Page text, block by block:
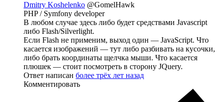
Dmitry Koshelenko @GomelHawk
PHP / Symfony developer
В любом случае здесь либо будет средствами Javascript
либо Flash/Silverlight.
Если Flash не применим, выход один — JavaScript. Что
касается изображений — тут либо разбивать на кусочки,
либо брать координаты щелчка мыши. Что касается
плюшек — стоит посмотреть в сторону JQuery.
Ответ написан более трёх лет назад
Комментировать